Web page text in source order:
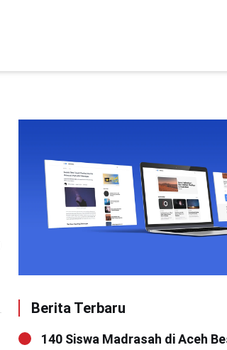
Berita Terbaru
140 Siswa Madrasah di Aceh